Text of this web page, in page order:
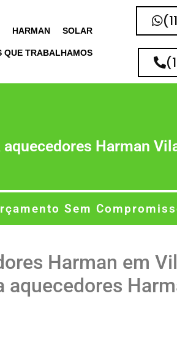
HARMAN SOLAR
QUE TRABALHAMOS
Harman
Sem
Harman em